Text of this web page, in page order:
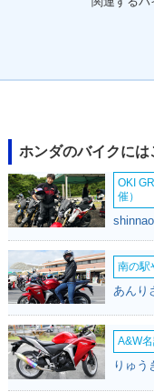
1991年 Super Di
o・カラーチェンジ
ホンダのバイクに
OKI
催）
南の駅
あんり
A&W
りゅう